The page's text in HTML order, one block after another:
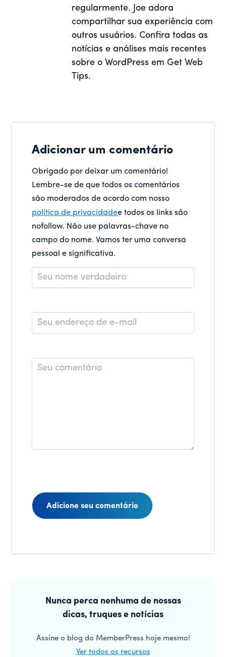
regularmente. Joe adora
compartilhar sua experiência com
outros usuários. Confira todas as
notícias e análises mais recentes
sobre o WordPress em Get Web
Tips.
Adicionar um comentário
Obrigado por deixar um comentário!
Lembre-se de que todos os comentários
são moderados de acordo com nosso
política de privacidadee todos os links são
nofollow. Não use palavras-chave no
campo do nome. Vamos ter uma conversa
pessoal e significativa.
Nome
*
E-
mail
Comentário
lateralNunca perca nenhuma de nossas
dicas, truques e notícias
Assine o blog do MemberPress hoje mesmo!
Ver todos os recursos